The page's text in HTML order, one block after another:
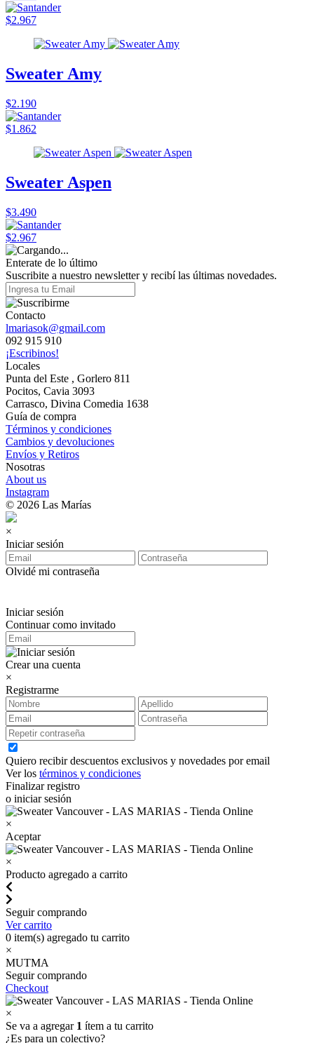
$2.967
Sweater Amy
$2.190
$1.862
Sweater Aspen
$3.490
$2.967
Enterate de lo último
Suscribite a nuestro newsletter y recibí las últimas novedades.
Contacto
lmariasok@gmail.com
092 915 910
¡Escribinos!
Locales
Punta del Este , Gorlero 811
Pocitos, Cavia 3093
Carrasco, Divina Comedia 1638
Guía de compra
Términos y condiciones
Cambios y devoluciones
Envíos y Retiros
Nosotras
About us
Instagram
© 2026 Las Marías
×
Iniciar sesión
Olvidé mi contraseña
Iniciar sesión
Continuar como invitado
Crear una cuenta
×
Registrarme
Quiero recibir descuentos exclusivos y novedades por email
Ver los términos y condiciones
Finalizar registro
o iniciar sesión
×
Aceptar
×
Producto agregado a carrito
Seguir comprando
Ver carrito
0 item(s) agregado tu carrito
×
MUTMA
Seguir comprando
Checkout
×
Se va a agregar 1 ítem a tu carrito
¿Es para un colectivo?